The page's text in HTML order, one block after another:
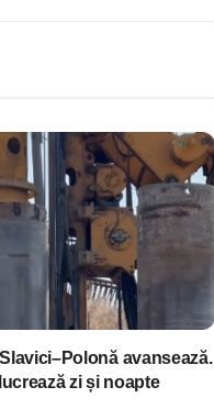
avansează.
zi și noapte